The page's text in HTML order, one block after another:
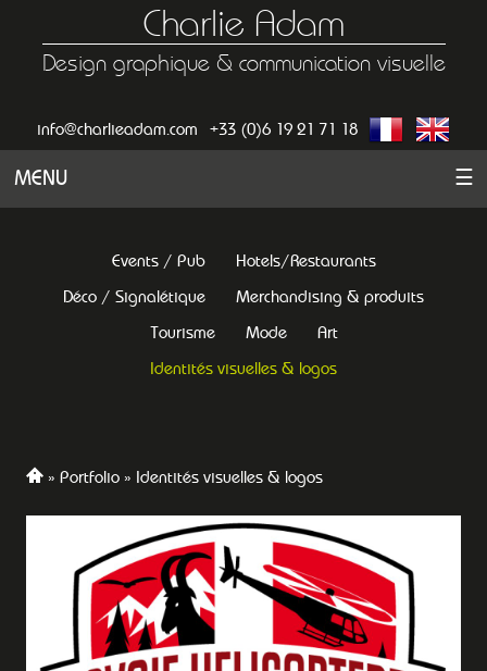
Charlie Adam
Design graphique & communication visuelle
info@charlieadam.com +33 (0)6 19 21 71 18
MENU ☰
Events / Pub
Hotels/Restaurants
Déco / Signalétique
Merchandising & produits
Tourisme
Mode
Art
Identités visuelles & logos
Portfolio Identités visuelles & logos